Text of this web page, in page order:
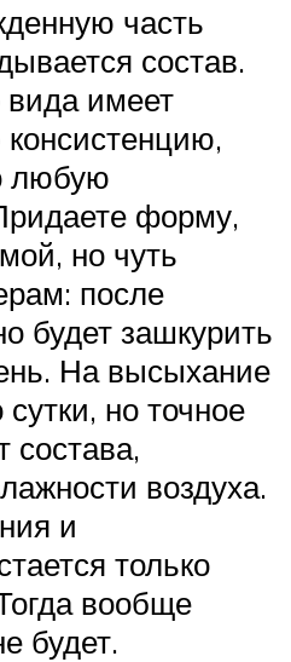
часть
состав.
вида имеет
любую
форму,
но чуть
после
будет зашкурить
На высыхание
но точное
состава,
воздуха.
и
только
вообще
будет.